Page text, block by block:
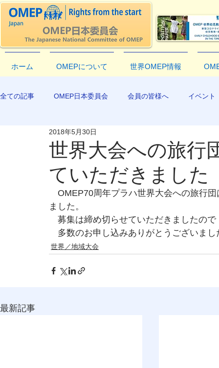
ホーム OMEPについて 世界OMEP情報
全ての記事 OMEP日本委員会 会員の皆様へ イベント
EXCO-COMMUNICATION
世界大会への旅行
ていただきました
2018年5月30日
OMEP70周年プラハ世界大会への旅行
ました。
募集は締め切らせていただきましたので
多数のお申し込みありがとうございまし
世界／地域大会
最新記事